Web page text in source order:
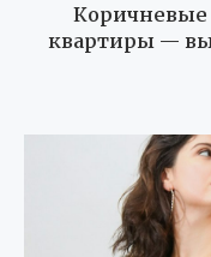
Коричневые
квартиры —